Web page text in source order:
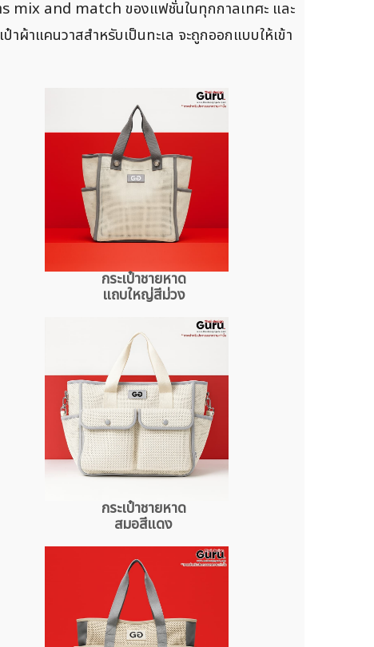
ร mix and match ของแฟชั่นในทุกกาลเทศะ และ
าผ้าแคนวาสสำหรับเป็นทะเล จะถูกออกแบบให้เข้า
กระเป๋าชายหาด
แถบใหญ่สีม่วง
กระเป๋าชายหาด
สมอสีแดง